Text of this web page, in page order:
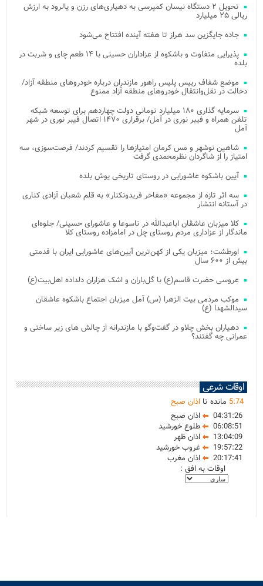
تحویل ۲ دستگاه نیسان کمپرسی به دهیاری‌های رزن و یالرود به ارزش
ریالی ۲۵ میلیارد
جاده جایگزین سد هراز تا هفته آینده افتتاح می‌شود
پذیرایی متفاوت و باشکوه از عزاداران حسینی با ۱۴ طعم چای و شربت در
بلده
موضع شفاف رییس پلیس راهور مازندران درباره خودروهای منطقه آزاد/
دخالت در نقل‌وانتقال خودروهای منطقه آزاد ممنوع
سرمایه گذاری ۱۸۰ میلیارد تومانی دولت چهاردهم برای توسعه شبکه
تلفن همراه و فیبر نوری در آمل/ برقراری ۱۴۷۰ اتصال فیبر نوری در شهر
آمل
شاهین نوشهر و مس کرمان امتیازها را تقسیم کردند/ فرصت‌سوزی، سه
امتیاز را از شاگردان نظرمحمدی گرفت
آیین باشکوه عاشورایی در روستای تاریخی یوش بلده
سه اثر تازه از مجموعه «مفاخر فریدونکنار» به قلم شعبان آزادی کناری
در آستانه انتشار
کلا میزبان عاشقان اباعبدالله در تاسوعا و عاشورای حسینی/ جلوه‌ای
ماندگار از عزاداری مردم روستای چل در امامزاده روستای کلا
اورطشت؛ میزبان یکی از کهن‌ترین آیین‌های عاشورایی ایران با قدمتی
بیش از ۶۰۰ سال
عروسی حضرت قاسم(ع) با گل‌باران و اشک هزاران دلداده اهل‌بیت(ع)
موکب مردمی بیت‌ الزهرا (س) آمل میزبان اجتماع باشکوه عاشقان
سیدالشهدا (ع)
دهیاران بخش چلاو در گفت‌وگو با مازندرانه از چالش های زیر ساختی و
عمرانی چه گفتند؟
اوقات شرعی
5:74 مانده تا اذان صبح
04:31:26
اذان صبح
06:08:51
طلوع خورشید
13:04:09
اذان ظهر
19:57:22
غروب خورشید
20:17:41
اذان مغرب
اوقات به افق :